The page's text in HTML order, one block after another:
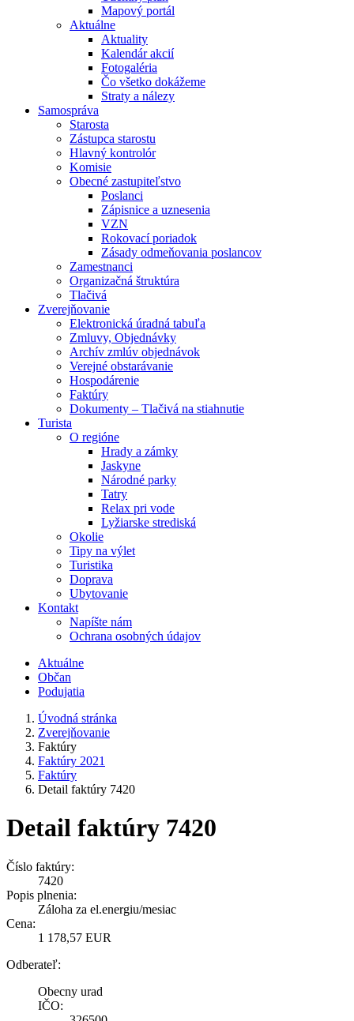
Mapový portál
Aktuálne
Aktuality
Kalendár akcií
Fotogaléria
Čo všetko dokážeme
Straty a nálezy
Samospráva
Starosta
Zástupca starostu
Hlavný kontrolór
Komisie
Obecné zastupiteľstvo
Poslanci
Zápisnice a uznesenia
VZN
Rokovací poriadok
Zásady odmeňovania poslancov
Zamestnanci
Organizačná štruktúra
Tlačivá
Zverejňovanie
Elektronická úradná tabuľa
Zmluvy, Objednávky
Archív zmlúv objednávok
Verejné obstarávanie
Hospodárenie
Faktúry
Dokumenty – Tlačivá na stiahnutie
Turista
O regióne
Hrady a zámky
Jaskyne
Národné parky
Tatry
Relax pri vode
Lyžiarske strediská
Okolie
Tipy na výlet
Turistika
Doprava
Ubytovanie
Kontakt
Napíšte nám
Ochrana osobných údajov
Aktuálne
Občan
Podujatia
Úvodná stránka
Zverejňovanie
Faktúry
Faktúry 2021
Faktúry
Detail faktúry 7420
Detail faktúry 7420
Číslo faktúry:
7420
Popis plnenia:
Záloha za el.energiu/mesiac
Cena:
1 178,57 EUR
Odberateľ:
Obecny urad
IČO: